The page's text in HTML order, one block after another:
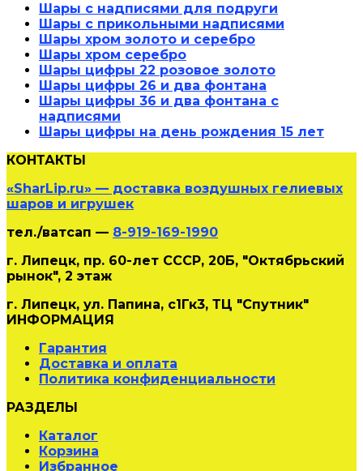
Шары с надписями для подруги
Шары с прикольными надписями
Шары хром золото и серебро
Шары хром серебро
Шары цифры 22 розовое золото
Шары цифры 26 и два фонтана
Шары цифры 36 и два фонтана с
надписями
Шары цифры на день рождения 15 лет
КОНТАКТЫ
«SharLip.ru» — доставка воздушных гелиевых
шаров и игрушек
тел./ватсап — 8-919-169-1990
г. Липецк, пр. 60-лет СССР, 20Б, "Октябрьский
рынок", 2 этаж
г. Липецк, ул. Папина, с1Гк3, ТЦ "Спутник"
ИНФОРМАЦИЯ
Гарантия
Доставка и оплата
Политика конфиденциальности
РАЗДЕЛЫ
Каталог
Корзина
Избранное